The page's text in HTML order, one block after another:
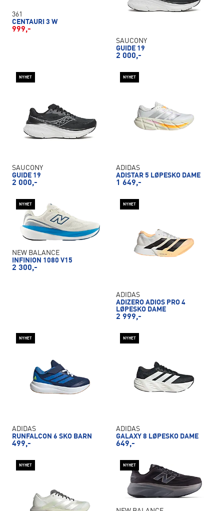
361
CENTAURI 3 W
999,-
SAUCONY
GUIDE 19
2 000,-
NYHET
SAUCONY
GUIDE 19
2 000,-
NYHET
ADIDAS
ADISTAR 5 LØPESKO DAME
1 649,-
NYHET
NEW BALANCE
INFINION 1080 V15
2 300,-
NYHET
ADIDAS
ADIZERO ADIOS PRO 4
LØPESKO DAME
2 999,-
NYHET
ADIDAS
RUNFALCON 6 SKO BARN
499,-
NYHET
ADIDAS
GALAXY 8 LØPESKO DAME
649,-
NYHET NYHET